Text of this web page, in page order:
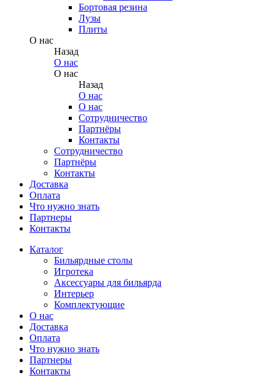
Бортовая резина
Лузы
Плиты
О нас
Назад
О нас
О нас
Назад
О нас
О нас
Сотрудничество
Партнёры
Контакты
Сотрудничество
Партнёры
Контакты
Доставка
Оплата
Что нужно знать
Партнеры
Контакты
Каталог
Бильярдные столы
Игротека
Аксессуары для бильярда
Интерьер
Комплектующие
О нас
Доставка
Оплата
Что нужно знать
Партнеры
Контакты